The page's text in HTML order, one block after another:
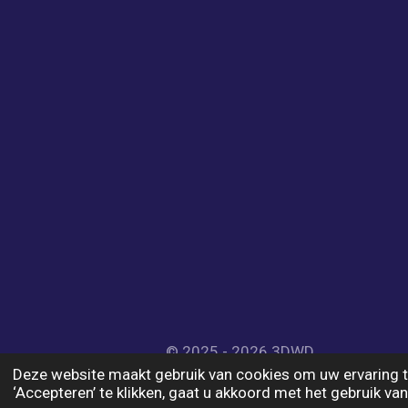
Deze website maakt gebruik van cookies om uw
‘Accepteren’ te klikken, gaat u akkoord met het gebruik
© 2025 - 2026 3DWD